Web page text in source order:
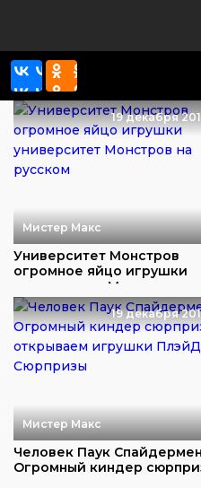
19 декабря
Мистер Макс
Университет Монстров
огромное яйцо игрушки
университет Монст...
19 декабря
Мистер Макс
Человек Паук Спайдермен
Огромный киндер